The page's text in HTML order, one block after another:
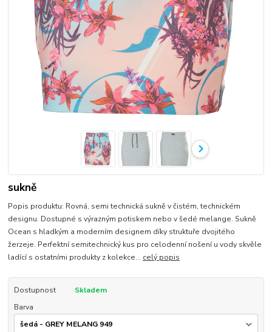
sukně
Popis produktu: Rovná, semi technická sukně v čistém, technickém
designu. Dostupné s výrazným potiskem nebo v šedé melange. Sukně
Ocean s hladkým a moderním designem díky struktuře dvojitého
žerzeje. Perfektní semitechnický kus pro celodenní nošení u vody skvěle
ladící s ostatními produkty z kolekce... celý popis
Dostupnost
Skladem
Barva